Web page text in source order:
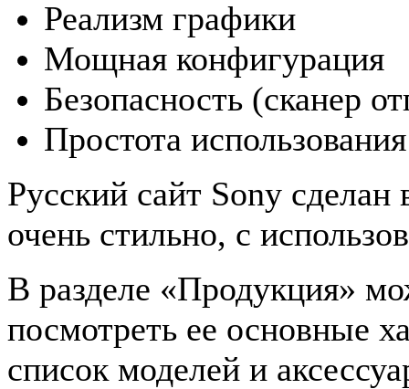
Реализм графики
Мощная конфигурация
Безопасность (сканер
Простота
Русский сайт Sony
очень стильно, с
В разделе «Продукция»
посмотреть ее основные
список моделей и